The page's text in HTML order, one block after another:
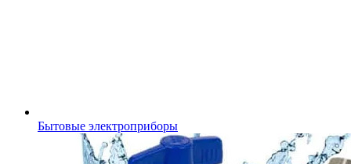
Бытовые электроприборы